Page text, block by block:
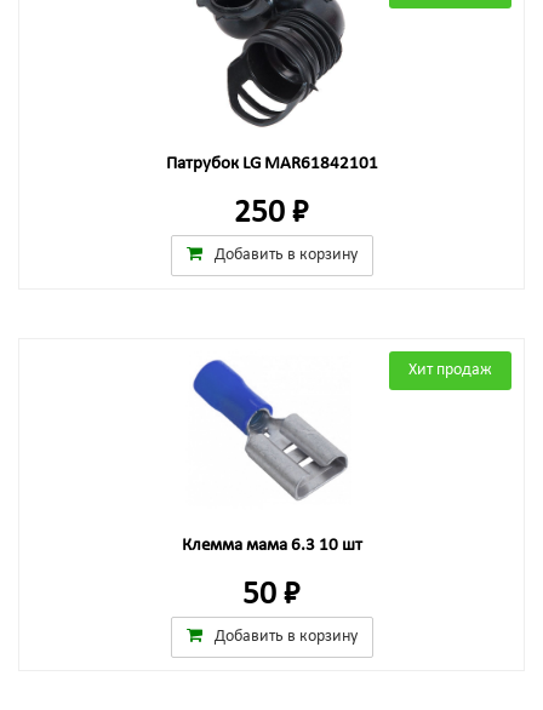
Патрубок LG MAR61842101
250 ₽
Добавить в корзину
Хит продаж
Клемма мама 6.3 10 шт
50 ₽
Добавить в корзину